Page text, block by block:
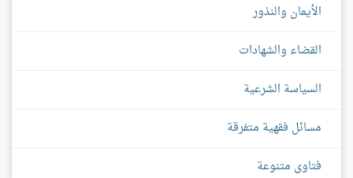
الأيمان والنذور
القضاء والشهادات
السياسة الشرعية
مسائل فقهية متفرقة
فتاوى متنوعة